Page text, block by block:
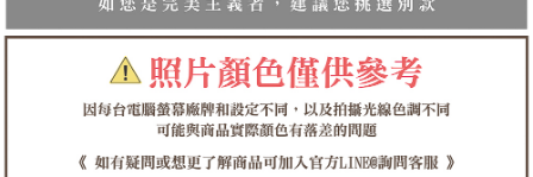
後付繳納相關費用。
※ 交易是否成功請以「AFTEE先享後付 」之結帳頁面顯示為準，若有關於
是否繳費成功／繳費後需取消欲退款等相關疑問，請聯繫「AFTEE先享後付
客戶支援中心」 https://netprotections.freshdesk.com/support/home
【注意事項】
１．透過由恩沛科技股份有限公司提供之「AFTEE先享後付」服務完成之交
易，需依本服務之必要範圍內提供個人資料，並將交易相關給付款項請求債
付款後7-11取貨
每筆NT$60，滿NT$1,380(含以上)免運費
每筆NT$100，滿NT$1,380(含以上)免運費